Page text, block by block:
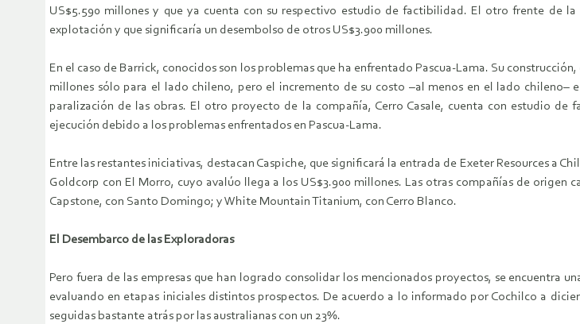
US$5.590 millones y que ya cuenta con su respectivo estudio de factibilidad. El otro frente de
explotación y que significaría un desembolso de otros US$3.900 millones.
En el caso de Barrick, conocidos son los problemas que ha enfrentado Pascua-Lama. Su
millones sólo para el lado chileno, pero el incremento de su costo –al menos en el lado
paralización de las obras. El otro proyecto de la compañía, Cerro Casale, cuenta con estudio
ejecución debido a los problemas enfrentados en Pascua-Lama.
Entre las restantes iniciativas, destacan Caspiche, que significará la entrada de Exeter Resources a
Goldcorp con El Morro, cuyo avalúo llega a los US$3.900 millones. Las otras compañías de origen
Capstone, con Santo Domingo; y White Mountain Titanium, con Cerro Blanco.
El Desembarco de las Exploradoras
Pero fuera de las empresas que han logrado consolidar los mencionados proyectos, se
evaluando en etapas iniciales distintos prospectos. De acuerdo a lo informado por Cochilco a
seguidas bastante atrás por las australianas con un 23%.